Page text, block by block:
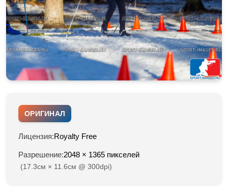
ОРИГИНАЛ
Лицензия:Royalty Free
Разрешение:2048 × 1365 пикселей
(17.3см × 11.6см @ 300dpi)